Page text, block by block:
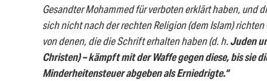
Gesandter Mohammed für verboten erklärt haben, und
sich nicht nach der rechten Religion (dem Islam) richten
von denen, die die Schrift erhalten haben (d. h.Juden
Christen) – kämpft mit der Waffe gegen diese, bis sie
Minderheitensteuer abgeben als Erniedrigte.“